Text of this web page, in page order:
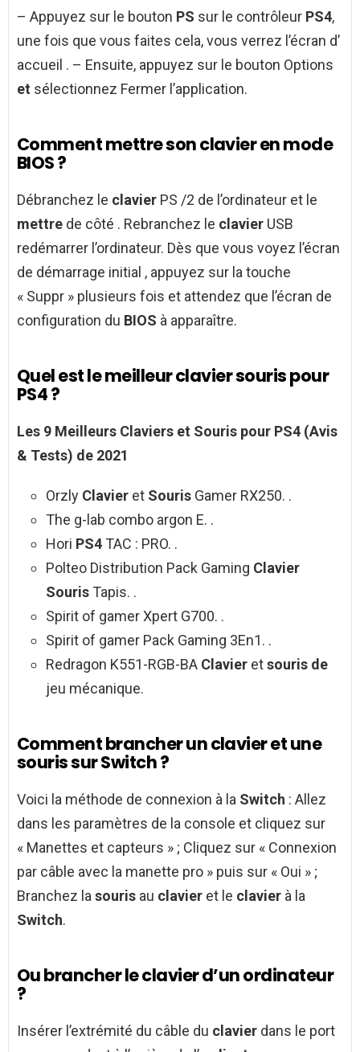
– Appuyez sur le bouton PS sur le contrôleur PS4,
une fois que vous faites cela, vous verrez l’écran d’
accueil . – Ensuite, appuyez sur le bouton Options
et sélectionnez Fermer l’application.
Comment mettre son clavier en mode
BIOS ?
Débranchez le clavier PS /2 de l’ordinateur et le
mettre de côté . Rebranchez le clavier USB
redémarrer l’ordinateur. Dès que vous voyez l’écran
de démarrage initial , appuyez sur la touche
« Suppr » plusieurs fois et attendez que l’écran de
configuration du BIOS à apparaître.
Quel est le meilleur clavier souris pour
PS4 ?
Les 9 Meilleurs Claviers et Souris pour PS4 (Avis
& Tests) de 2021
Orzly Clavier et Souris Gamer RX250. .
The g-lab combo argon E. .
Hori PS4 TAC : PRO. .
Polteo Distribution Pack Gaming Clavier
Souris Tapis. .
Spirit of gamer Xpert G700. .
Spirit of gamer Pack Gaming 3En1. .
Redragon K551-RGB-BA Clavier etsouris de
jeu mécanique.
Comment brancher un clavier et une
souris sur Switch ?
Voici la méthode de connexion à la Switch : Allez
dans les paramètres de la console et cliquez sur
« Manettes et capteurs » ; Cliquez sur « Connexion
par câble avec la manette pro » puis sur « Oui » ;
Branchez la souris au clavier et le clavier à la
Switch.
Ou brancher le clavier d’un ordinateur
?
Insérer l’extrémité du câble du clavier dans le port